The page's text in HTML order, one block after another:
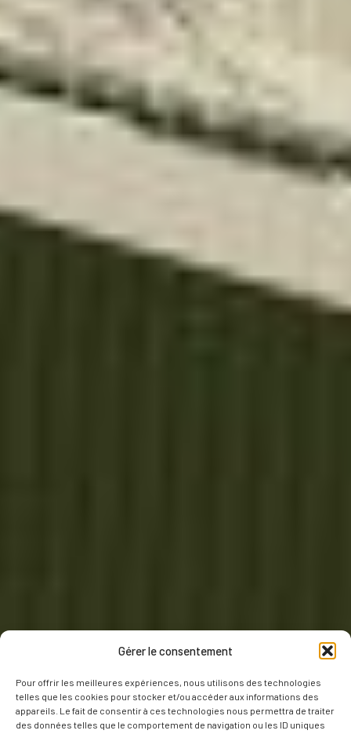
Gérer le consentement
Pour offrir les meilleures expériences, nous utilisons des technologies
telles que les cookies pour stocker et/ou accéder aux informations des
appareils. Le fait de consentir à ces technologies nous permettra de traiter
des données telles que le comportement de navigation ou les ID uniques